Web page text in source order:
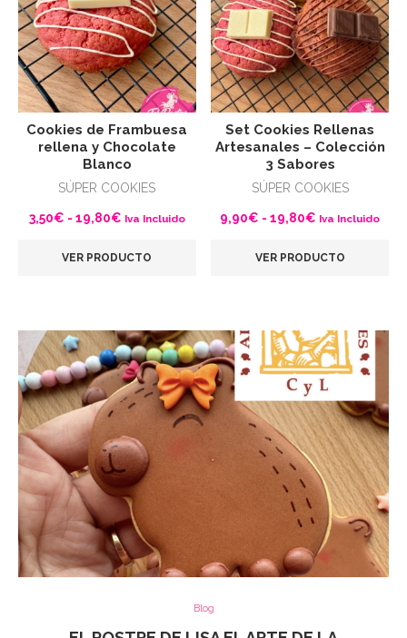
Cookies de Frambuesa
rellena y Chocolate
Blanco
SÚPER COOKIES
3,50€ - 19,80€Rango
precios:
19,80€
Iva Incluido
VER PRODUCTO
Set Cookies Rellenas
Artesanales – Colección
3 Sabores
SÚPER COOKIES
9,90€ - 19,80€ Rango
precios:
19,80€
Iva Incluido
VER PRODUCTO
Blog